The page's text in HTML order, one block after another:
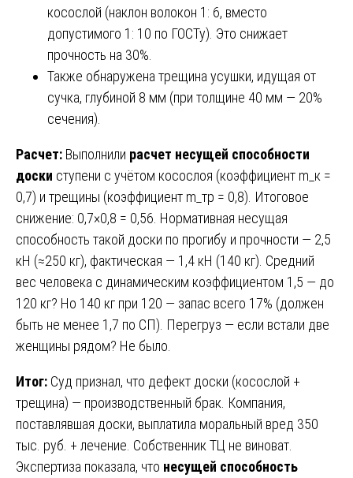
косослой (наклон волокон 1: 6, вместо
допустимого 1: 10 по ГОСТу). Это снижает
прочность на 30%.
Также обнаружена трещина усушки, идущая от
сучка, глубиной 8 мм (при толщине 40 мм — 20%
сечения).
Расчет: Выполнили расчет несущей способности
доски ступени с учётом косослоя (коэффициент m_к =
0,7) и трещины (коэффициент m_тр = 0,8). Итоговое
снижение: 0,7×0,8 = 0,56. Нормативная несущая
способность такой доски по прогибу и прочности — 2,5
кН (≈250 кг), фактическая — 1,4 кН (140 кг). Средний
вес человека с динамическим коэффициентом 1,5 — до
120 кг? Но 140 кг при 120 — запас всего 17% (должен
быть не менее 1,7 по СП). Перегруз — если встали две
женщины рядом? Не было.
Итог: Суд признал, что дефект доски (косослой +
трещина) — производственный брак. Компания,
поставлявшая доски, выплатила моральный вред 350
тыс. руб. + лечение. Собственник ТЦ не виноват.
Экспертиза показала, что несущей способность